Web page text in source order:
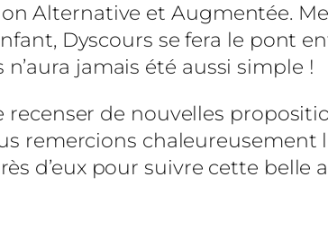
Alternative et Augmentée.
Dyscours se fera le pont
jamais été aussi simple !
recenser de nouvelles
remercions chaleureusement
d’eux pour suivre cette belle